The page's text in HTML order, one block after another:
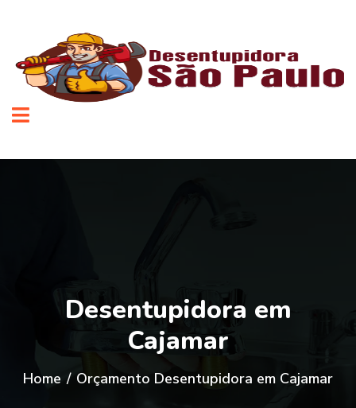
Desentupidora em
Cajamar
Home / Orçamento Desentupidora em Cajamar